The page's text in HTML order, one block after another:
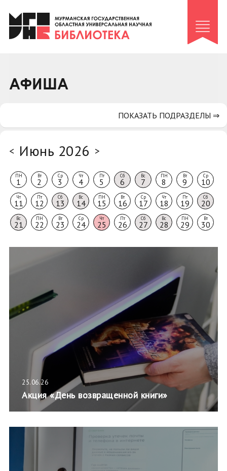
Клуб «Гиря и сельдерей»
Клуб «Семейный архив»
Коллегам
АФИША
< Июнь 2026 >
ПН
1
Вт
2
Ср
3
Чт
4
Пт
5
Сб
6
Вс
7
ПН
8
Вт
9
Ср
10
Чт
11
Пт
12
Сб
13
Вс
14
ПН
15
Вт
16
Ср
17
Чт
18
Пт
19
Сб
20
Вс
21
ПН
22
Вт
23
Ср
24
Чт
25
Пт
26
Сб
27
Вс
28
ПН
29
Вт
30
25.06.26
Акция «День возвращенной книги»
ПОКАЗАТЬ ПОДРАЗДЕЛЫ ⇒